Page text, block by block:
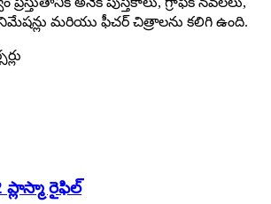
మరియు ఫీచర్ చిత్రాలను కలిగి ఉంది.
ప్లాస్మా రైఫిల్